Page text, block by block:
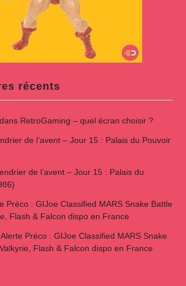
récents
dans RetroGaming – quel écran choisir ?
de l’avent – Jour 15 : Palais du Pouvoir
de l’avent – Jour 15 : Palais du
Préco : GIJoe Classified MARS Snake Battle
Flash & Falcon dispo en France
Alerte Préco : GIJoe Classified MARS Snake
Flash & Falcon dispo en France